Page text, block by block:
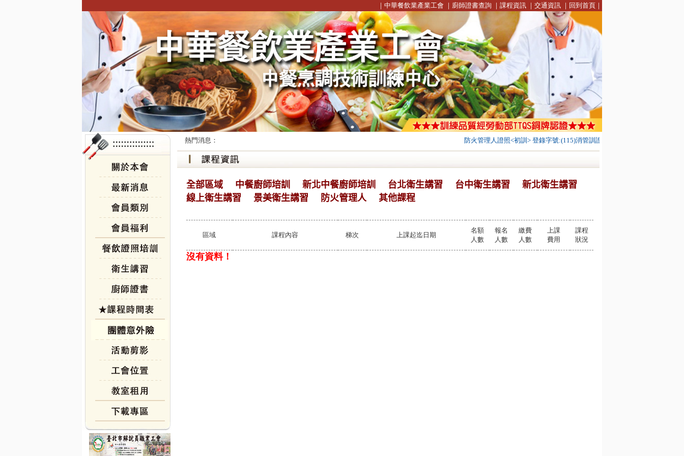
｜ 中華餐飲業產業工會 ｜ 廚師證書查詢 ｜ 課程資訊 ｜ 交通資訊 ｜ 回到首頁 ｜
熱門消息： 防火管理人證照<初訓> 登錄字號:(115)消管訓證字第0003號
全部區域 中餐廚師培訓 新北中餐廚師培訓 台北衛生講習 台中衛生講習
新北衛生講習
線上衛生講習
景美衛生講習 防火管理人 其他課程
區域 課程內容 梯次 上課起迄日期
名額
人數
報名
人數
繳費
人數
上課
費用
課程
狀況
沒有資料！